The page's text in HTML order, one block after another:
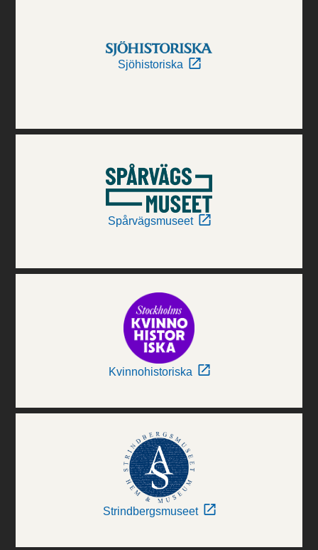
Sjöhistoriska
Spårvägsmuseet
Kvinnohistoriska
Strindbergsmuseet